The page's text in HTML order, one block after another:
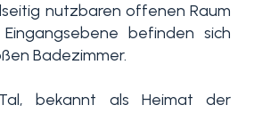
nutzbaren offenen Raum
befinden sich
Badezimmer.
bekannt als Heimat der